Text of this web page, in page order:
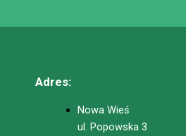
Adres:
Nowa Wieś
ul. Popowska 3